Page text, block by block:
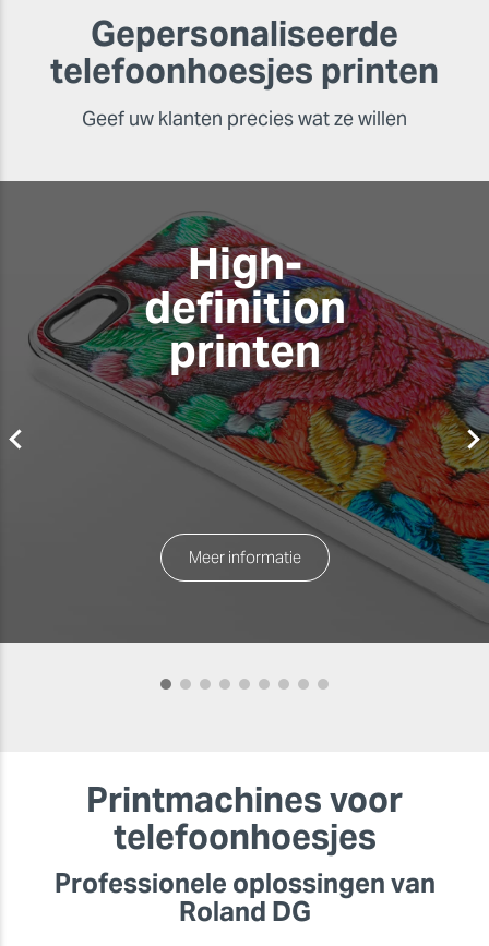
Gepersonaliseerde
telefoonhoesjes printen
Geef uw klanten precies wat ze willen
High-
definition
printen
Meer informatie
Printmachines voor
telefoonhoesjes
Professionele oplossingen van
Roland DG